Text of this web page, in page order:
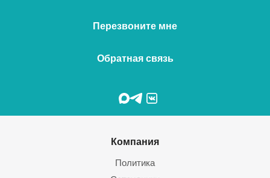
Перезвоните мне
Обратная связь
Компания
Политика